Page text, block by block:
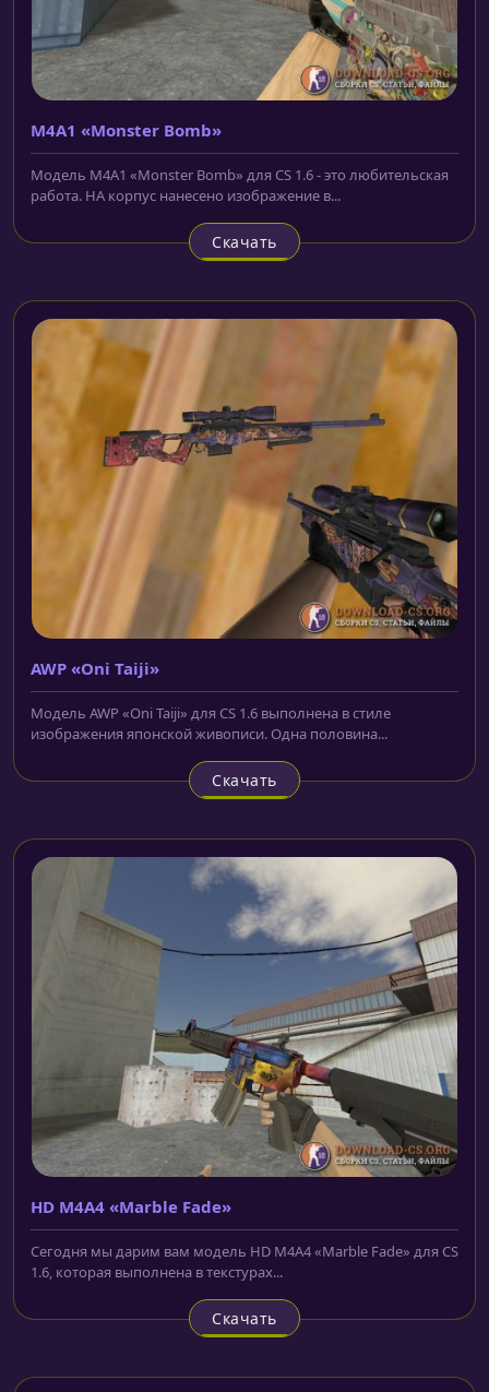
M4A1 «Monster Bomb»
Модель M4A1 «Monster Bomb» для CS 1.6 - это любительская
работа. НА корпус нанесено изображение в...
Скачать
AWP «Oni Taiji»
Модель AWP «Oni Taiji» для CS 1.6 выполнена в стиле
изображения японской живописи. Одна половина...
Скачать
HD M4A4 «Marble Fade»
Сегодня мы дарим вам модель HD M4A4 «Marble Fade» для CS
1.6, которая выполнена в текстурах...
Скачать